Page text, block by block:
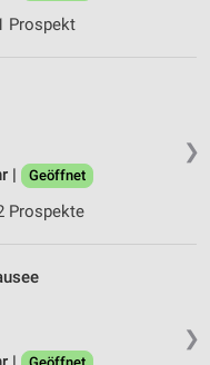
Prospekt
❯
|
Geöffnet
Prospekte
❯